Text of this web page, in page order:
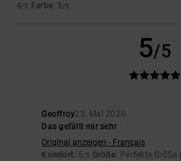
4/5 Farbe: 5/5
5/5
Geoffroy23. Mai 2026
Das gefällt mir sehr
Original anzeigen - Français
Komfort: 5/5 Größe: Perfekte Größe